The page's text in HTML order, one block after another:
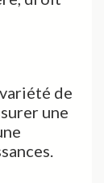
de
une